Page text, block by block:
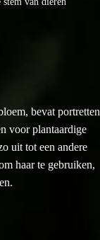
bevat portretten
voor plantaardige
uit tot een andere
haar te gebruiken,